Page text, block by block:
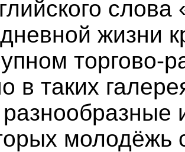
жизни
торгово-
в таких
разнообразные
молодёжь